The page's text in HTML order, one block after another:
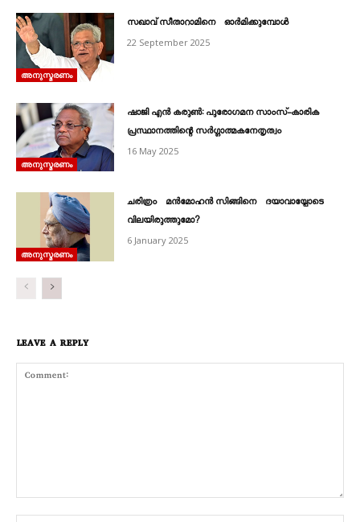
അനുസ്മരണം
സഖാവ് സീതാറാമിനെ ഓർമിക്കുമ്പോൾ
22 September 2025
അനുസ്മരണം
ഷാജി എൻ കരുൺ: പുരോഗമന സാംസ്-കാരിക
പ്രസ്ഥാനത്തിന്റെ സർഗ്ഗാത്മകനേതൃത്വം
16 May 2025
അനുസ്മരണം
ചരിത്രം മൻമോഹൻ സിങ്ങിനെ ദയാവായ്പോടെ
വിലയിരുത്തുമോ?
6 January 2025
LEAVE A REPLY